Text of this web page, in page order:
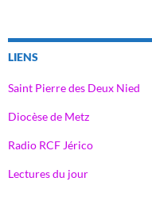
LIENS
Saint Pierre des Deux Nied
Diocèse de Metz
Radio RCF Jérico
Lectures du jour